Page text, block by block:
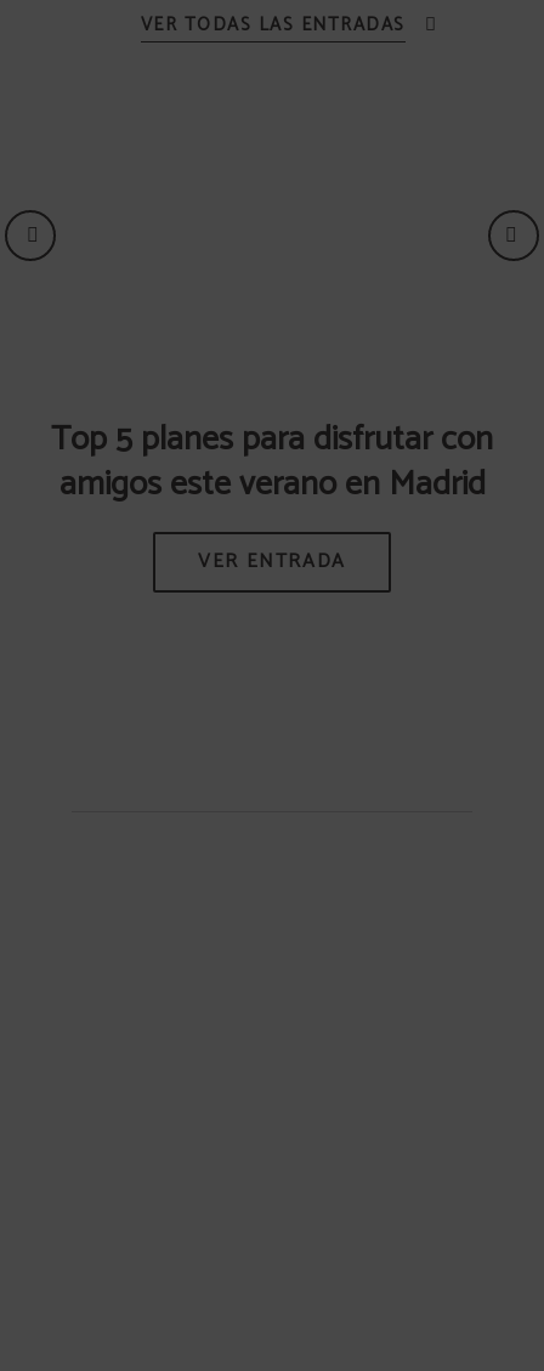
VER TODAS LAS ENTRADAS
Top 5 planes para disfrutar con
amigos este verano en Madrid